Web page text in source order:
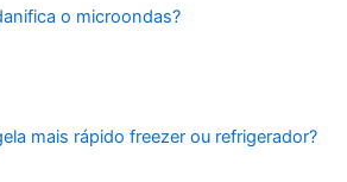
o microondas?
mais rápido freezer ou refrigerador?